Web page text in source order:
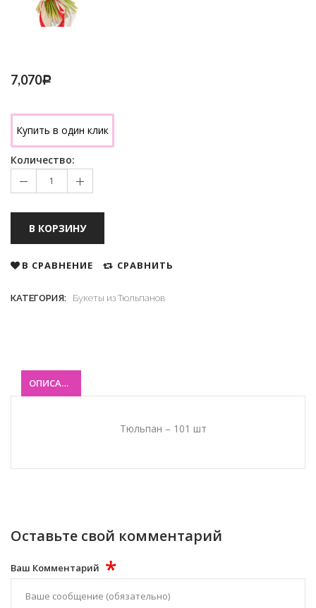
7,070Р
Купить в один клик
Количество:
В КОРЗИНУ
В СРАВНЕНИЕ СРАВНИТЬ
КАТЕГОРИЯ: Букеты из Тюльпанов
ОПИСАНИЕ
Тюльпан – 101 шт
Оставьте свой комментарий
Ваш Комментарий *